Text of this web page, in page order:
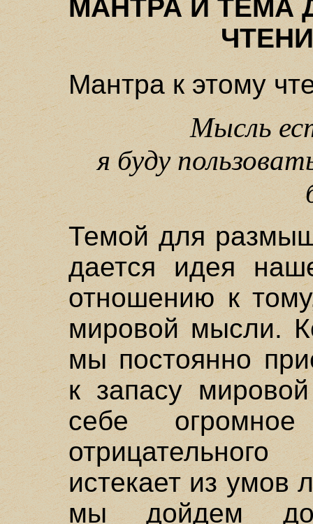
МАНТРА И ТЕМА
Мантра к этому
Мысль
я буду
Темой для
дается идея
отношению к
мировой мысли.
мы постоянно
к запасу
себе
истекает из умов
мы дойдем до